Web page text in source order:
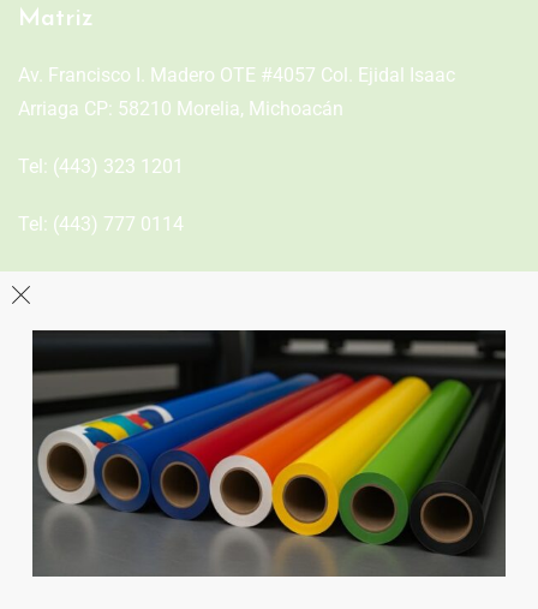
Matriz
Av. Francisco I. Madero OTE #4057 Col. Ejidal Isaac
Arriaga CP: 58210 Morelia, Michoacán
Tel: (443) 323 1201
Tel: (443) 777 0114
León
Sucursal
Av del Astillero 129 Centro bodeguero Las Trojes León,
Guanajuato
Tel:(477) 776 8994